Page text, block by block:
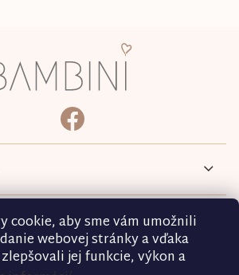
cookie, aby sme vám umožnili
webovej stránky a vďaka
jej funkcie, výkon a
bambini.kociky
https://www.facebook.com/